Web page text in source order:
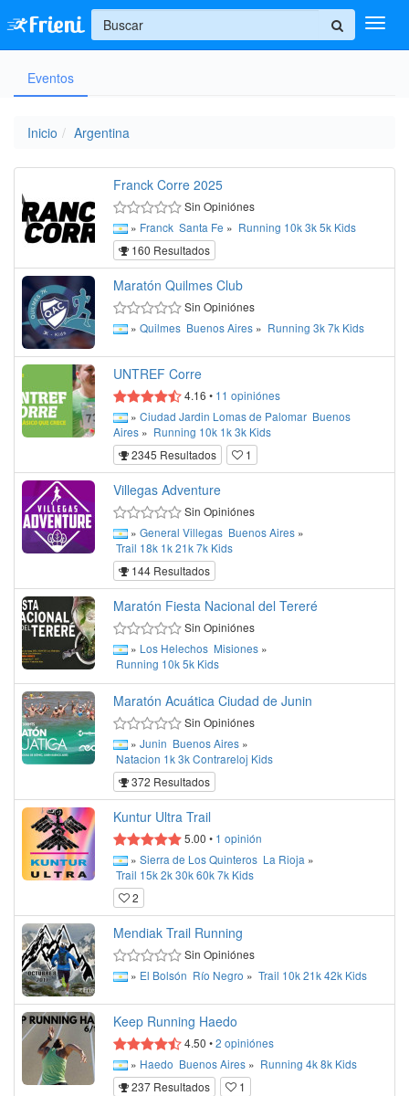
Ingresar
+
Eventos
Inicio Argentina
Franck Corre 2025
Sin Opiniónes
» Franck Santa Fe » Running 10k3k5k Kids
160 Resultados
Maratón Quilmes Club
Sin Opiniónes
» Quilmes Buenos Aires » Running 3k7k Kids
UNTREF Corre
4.16 • 11 opiniónes
» Ciudad Jardin Lomas de Palomar Buenos
Aires » Running 10k 1k3k Kids
2345 Resultados
1
Villegas Adventure
Sin Opiniónes
» General Villegas Buenos Aires »
Trail 18k 1k21k7k Kids
144 Resultados
Maratón Fiesta Nacional del Tereré
Sin Opiniónes
» Los Helechos Misiones »
Running 10k5k Kids
Maratón Acuática Ciudad de Junin
Sin Opiniónes
» Junin Buenos Aires »
Natacion 1k3kContrareloj Kids
372 Resultados
Kuntur Ultra Trail
5.00 • 1 opinión
» Sierra de Los Quinteros La Rioja »
Trail 15k2k30k60k7k Kids
2
Mendiak Trail Running
Sin Opiniónes
» El Bolsón Río Negro » Trail 10k21k42k Kids
Keep Running Haedo
4.50 •2 opiniónes
» Haedo Buenos Aires » Running 4k8k Kids
237 Resultados
1